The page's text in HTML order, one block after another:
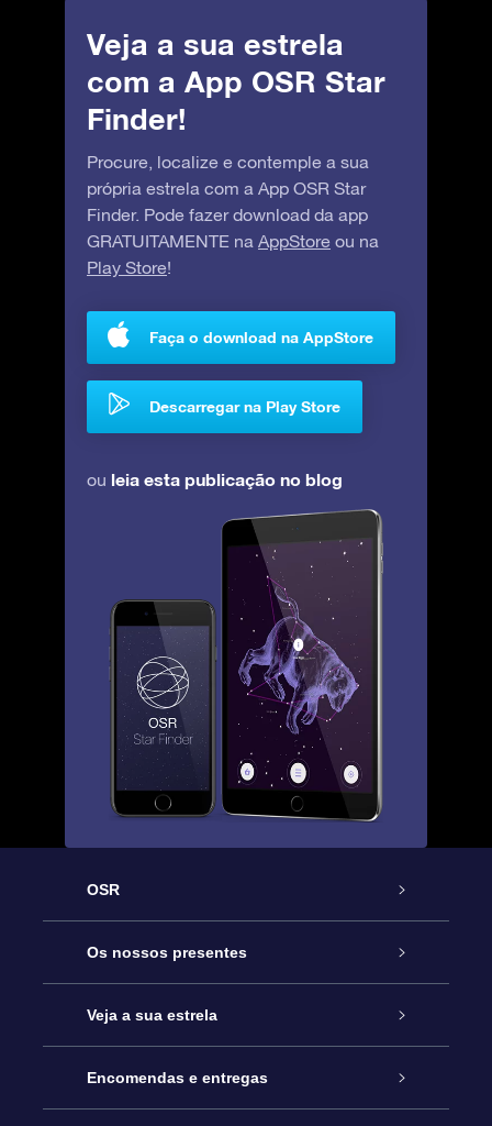
Veja a sua estrela
com a App OSR Star
Finder!
Procure, localize e contemple a sua
própria estrela com a App OSR Star
Finder. Pode fazer download da app
GRATUITAMENTE na AppStore ou na
Play Store!
Faça o download na AppStore
Descarregar na Play Store
ou leia esta publicação no blog
OSR
Serviço
Contactos
O Blog
Os nossos presentes
Prenda Star Online
Pacote Prenda OSR
Veja a sua estrela
Registo de Estrela
Encomendas e entregas